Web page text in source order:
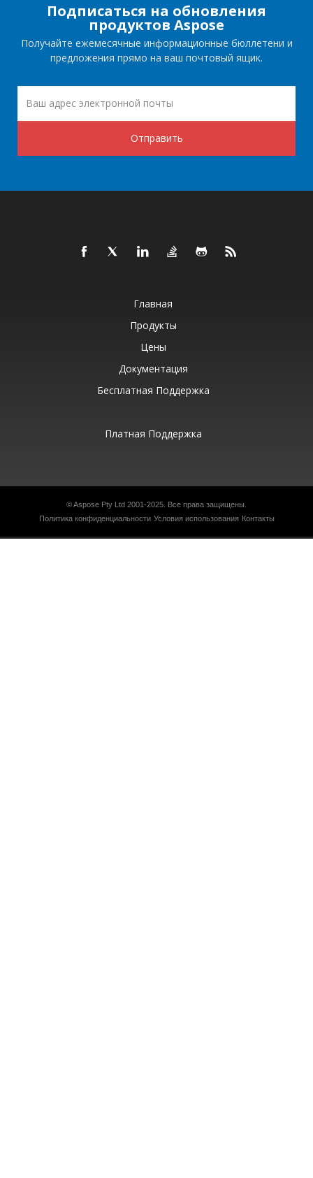
Подписаться на обновления
продуктов Aspose
Получайте ежемесячные информационные бюллетени и
предложения прямо на ваш почтовый ящик.
Отправить
Главная
Продукты
Цены
Документация
Бесплатная Поддержка
Платная Поддержка
©Aspose Pty Ltd 2001-2025. Все права защищены.
Политика конфиденциальности Условия использования Контакты